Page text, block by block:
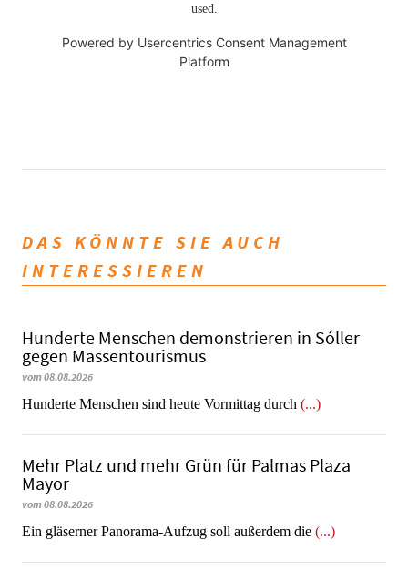
used.
Powered by Usercentrics Consent Management
Platform
DAS KÖNNTE SIE AUCH
INTERESSIEREN
Hunderte Menschen demonstrieren in Sóller
gegen Massentourismus
vom 08.08.2026
Hunderte Menschen sind heute Vormittag durch (...)
Mehr Platz und mehr Grün für Palmas Plaza
Mayor
vom 08.08.2026
Ein gläserner Panorama-Aufzug soll außerdem die (...)